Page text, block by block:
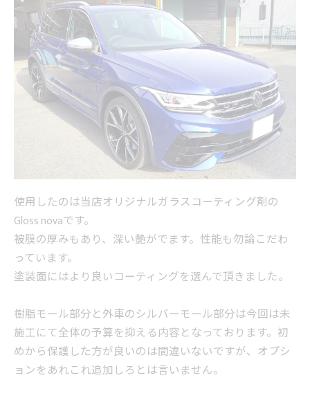
使用したのは当店オリジナルガラスコーティング剤の
Gloss novaです。
被膜の厚みもあり、深い艶がでます。性能も勿論こだわ
っています。
塗装面にはより良いコーティングを選んで頂きました。
樹脂モール部分と外車のシルバーモール部分は今回は未
施工にて全体の予算を抑える内容となっております。初
めから保護した方が良いのは間違いないですが、オプシ
ョンをあれこれ追加しろとは言いません。